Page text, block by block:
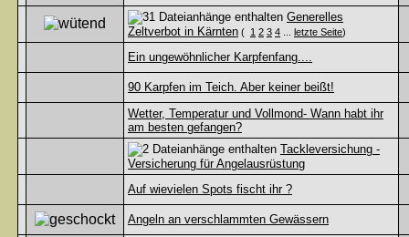
Generelles
Zeltverbot in Kärnten ( 1 2 3 4 letzte Seite)
Ein ungewöhnlicher Karpfenfang....
90 Karpfen im Teich. Aber keiner beißt!
Wetter, Temperatur und Vollmond- Wann habt ihr
am besten gefangen?
Tackleversichung -
Versicherung für Angelausrüstung
Auf wievielen Spots fischt ihr ?
Angeln an verschlammten Gewässern